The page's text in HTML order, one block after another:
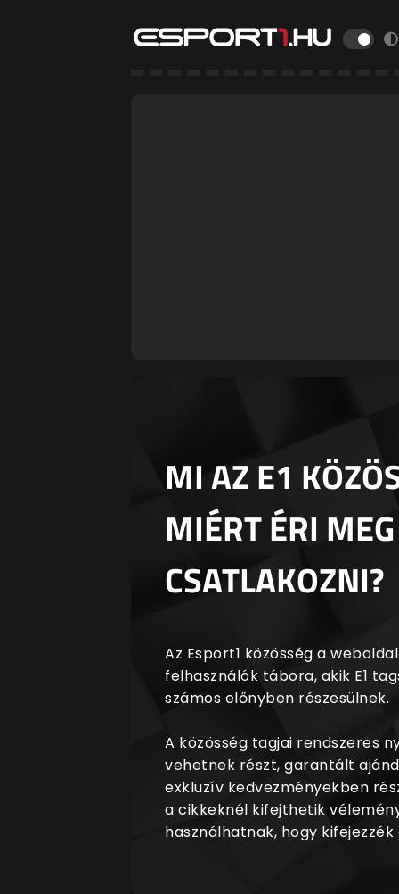
MI AZ E1
MIÉRT ÉRI MEG
CSATLAKOZNI?
Az Esport1 közösség a
felhasználók tábora, akik E1
számos előnyben részesülnek.
A közösség tagjai rendszeres
vehetnek részt, garantált
exkluzív kedvezményekben
a cikkeknél kifejthetik
használhatnak, hogy